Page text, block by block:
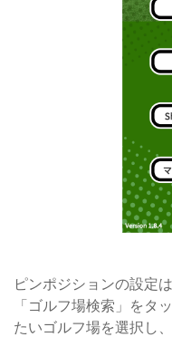
ピンポジションの設定
「ゴルフ場検索」をタ
たいゴルフ場を選択し